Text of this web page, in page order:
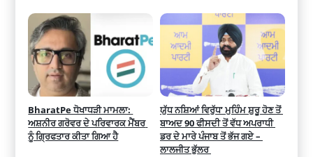
BharatPe ਧੋਖਾਧੜੀ ਮਾਮਲਾ:
ਅਸ਼ਨੀਰ ਗਰੋਵਰ ਦੇ ਪਰਿਵਾਰਕ ਮੈਂਬਰ
ਨੂੰ ਗ੍ਰਿਫਤਾਰ ਕੀਤਾ ਗਿਆ ਹੈ
ਯੁੱਧ ਨਸ਼ਿਆਂ ਵਿਰੁੱਧ’ ਮੁਹਿੰਮ ਸ਼ੁਰੂ ਹੋਣ ਤੋਂ
ਬਾਅਦ 90 ਫੀਸਦੀ ਤੋਂ ਵੱਧ ਅਪਰਾਧੀ
ਡਰ ਦੇ ਮਾਰੇ ਪੰਜਾਬ ਤੋਂ ਭੱਜ ਗਏ –
ਲਾਲਜੀਤ ਭੁੱਲਰ